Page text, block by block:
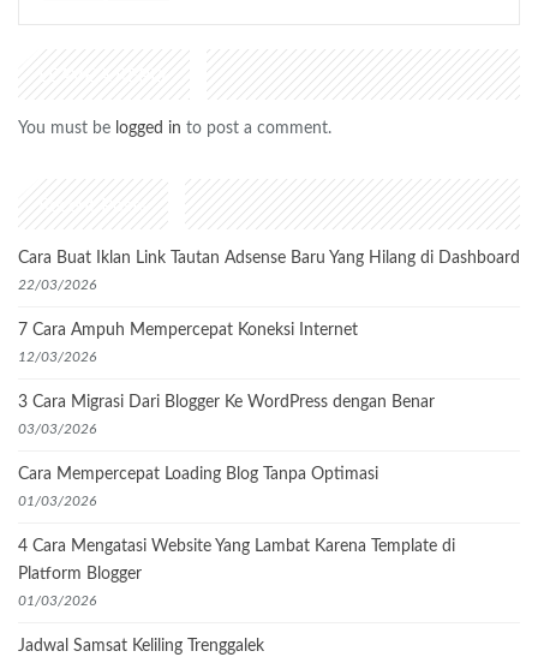
LEAVE A REPLY
You must be logged in to post a comment.
Recent Posts
Cara Buat Iklan Link Tautan Adsense Baru Yang Hilang di Dashboard
22/03/2026
7 Cara Ampuh Mempercepat Koneksi Internet
12/03/2026
3 Cara Migrasi Dari Blogger Ke WordPress dengan Benar
03/03/2026
Cara Mempercepat Loading Blog Tanpa Optimasi
01/03/2026
4 Cara Mengatasi Website Yang Lambat Karena Template di
Platform Blogger
01/03/2026
Jadwal Samsat Keliling Trenggalek